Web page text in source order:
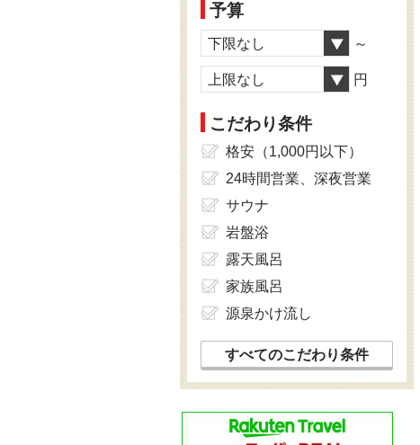
予算
下限なし ～
上限なし 円
こだわり条件
格安（1,000円以下）
24時間営業、深夜営業
サウナ
岩盤浴
露天風呂
家族風呂
源泉かけ流し
すべてのこだわり条件